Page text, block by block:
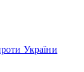
України